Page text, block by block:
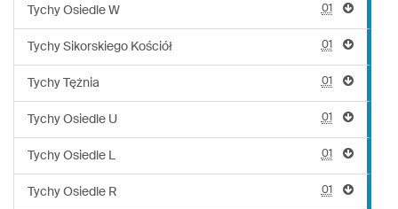
Tychy Osiedle W 01
Tychy Sikorskiego Kościół 01
Tychy Tężnia 01
Tychy Osiedle U 01
Tychy Osiedle L 01
Tychy Osiedle R 01